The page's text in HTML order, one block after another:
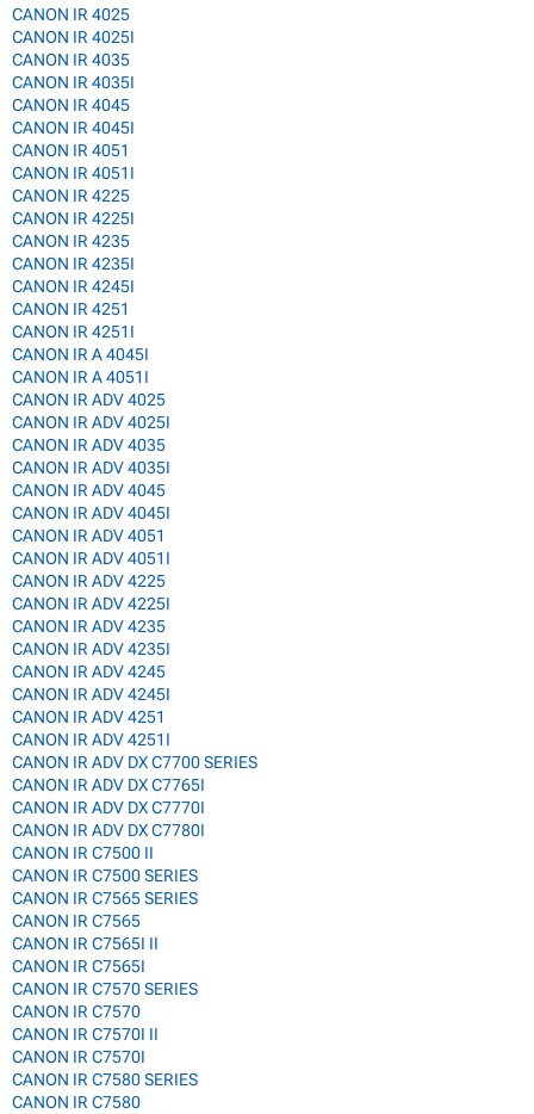
CANON IR 4025
CANON IR 4025I
CANON IR 4035
CANON IR 4035I
CANON IR 4045
CANON IR 4045I
CANON IR 4051
CANON IR 4051I
CANON IR 4225
CANON IR 4225I
CANON IR 4235
CANON IR 4235I
CANON IR 4245I
CANON IR 4251
CANON IR 4251I
CANON IR A 4045I
CANON IR A 4051I
CANON IR ADV 4025
CANON IR ADV 4025I
CANON IR ADV 4035
CANON IR ADV 4035I
CANON IR ADV 4045
CANON IR ADV 4045I
CANON IR ADV 4051
CANON IR ADV 4051I
CANON IR ADV 4225
CANON IR ADV 4225I
CANON IR ADV 4235
CANON IR ADV 4235I
CANON IR ADV 4245
CANON IR ADV 4245I
CANON IR ADV 4251
CANON IR ADV 4251I
CANON IR ADV DX C7700 SERIES
CANON IR ADV DX C7765I
CANON IR ADV DX C7770I
CANON IR ADV DX C7780I
CANON IR C7500 II
CANON IR C7500 SERIES
CANON IR C7565 SERIES
CANON IR C7565
CANON IR C7565I II
CANON IR C7565I
CANON IR C7570 SERIES
CANON IR C7570
CANON IR C7570I II
CANON IR C7570I
CANON IR C7580 SERIES
CANON IR C7580